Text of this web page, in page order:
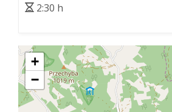
2:30 h
+
−